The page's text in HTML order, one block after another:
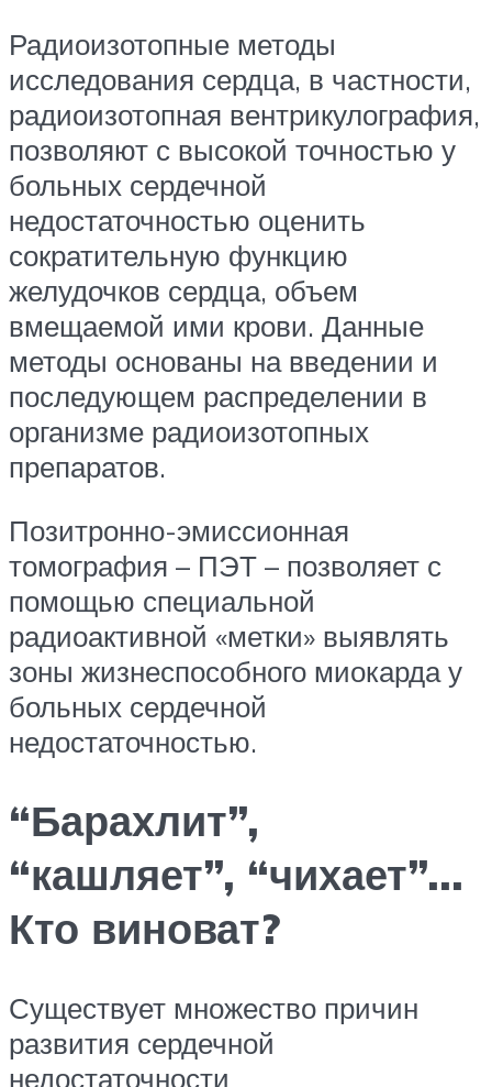
Радиоизотопные методы
исследования сердца, в частности,
радиоизотопная вентрикулография,
позволяют с высокой точностью у
больных сердечной
недостаточностью оценить
сократительную функцию
желудочков сердца, объем
вмещаемой ими крови. Данные
методы основаны на введении и
последующем распределении в
организме радиоизотопных
препаратов.
Позитронно-эмиссионная
томография – ПЭТ – позволяет с
помощью специальной
радиоактивной «метки» выявлять
зоны жизнеспособного миокарда у
больных сердечной
недостаточностью.
“Барахлит”,
“кашляет”, “чихает”…
Кто виноват?
Существует множество причин
развития сердечной
недостаточности